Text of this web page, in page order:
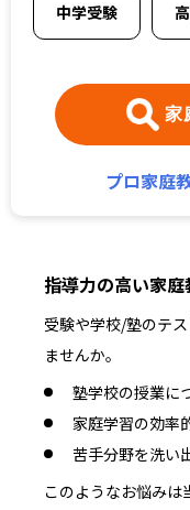
中学受験
家
プロ家庭
指導力の高い家
受験や学校/塾のテ
ませんか。
塾学校の授業に
家庭学習の効率
苦手分野を洗い
このようなお悩みは